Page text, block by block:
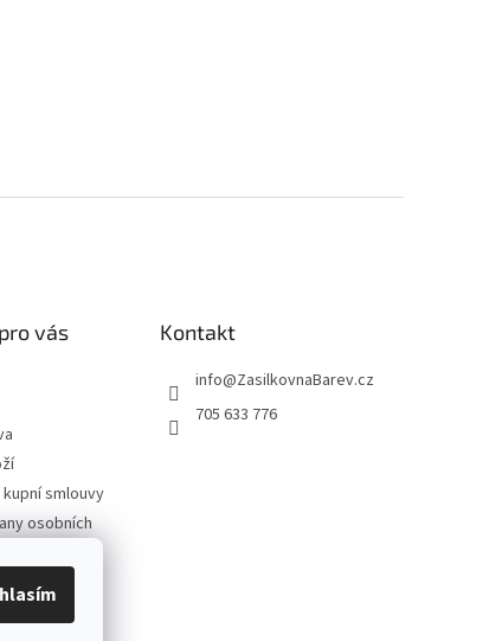
vás
smlouvy
osobních
Kontakt
info@ZasilkovnaBarev.cz
705 633 776